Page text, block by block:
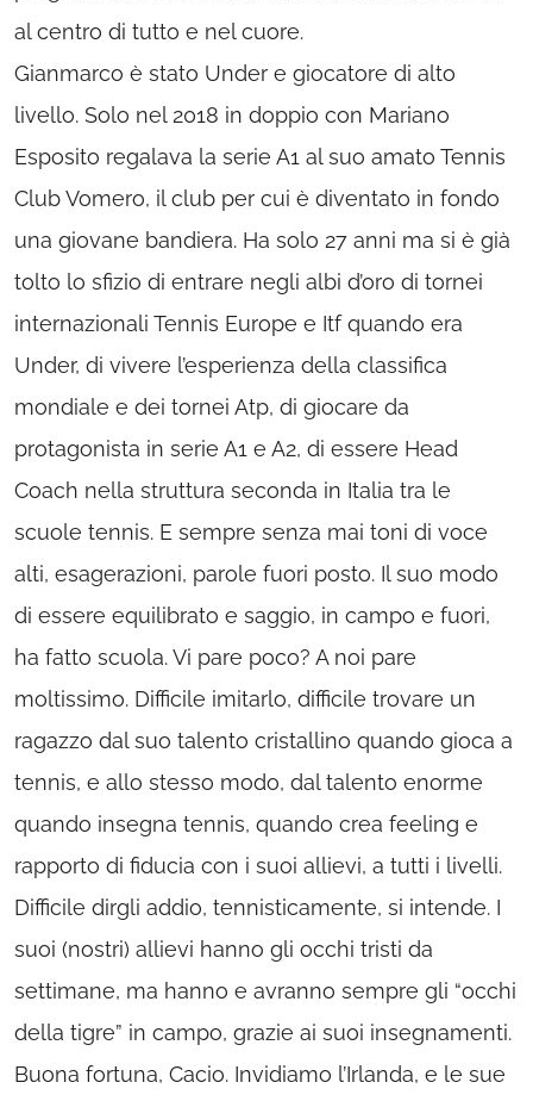
al centro di tutto e nel cuore.
Gianmarco è stato Under e giocatore di alto
livello. Solo nel 2018 in doppio con Mariano
Esposito regalava la serie A1 al suo amato Tennis
Club Vomero, il club per cui è diventato in fondo
una giovane bandiera. Ha solo 27 anni ma si è già
tolto lo sfizio di entrare negli albi d’oro di tornei
internazionali Tennis Europe e Itf quando era
Under, di vivere l’esperienza della classifica
mondiale e dei tornei Atp, di giocare da
protagonista in serie A1 e A2, di essere Head
Coach nella struttura seconda in Italia tra le
scuole tennis. E sempre senza mai toni di voce
alti, esagerazioni, parole fuori posto. Il suo modo
di essere equilibrato e saggio, in campo e fuori,
ha fatto scuola. Vi pare poco? A noi pare
moltissimo. Difficile imitarlo, difficile trovare un
ragazzo dal suo talento cristallino quando gioca a
tennis, e allo stesso modo, dal talento enorme
quando insegna tennis, quando crea feeling e
rapporto di fiducia con i suoi allievi, a tutti i livelli.
Difficile dirgli addio, tennisticamente, si intende. I
suoi (nostri) allievi hanno gli occhi tristi da
settimane, ma hanno e avranno sempre gli “occhi
della tigre” in campo, grazie ai suoi insegnamenti.
Buona fortuna, Cacio. Invidiamo l’Irlanda, e le sue